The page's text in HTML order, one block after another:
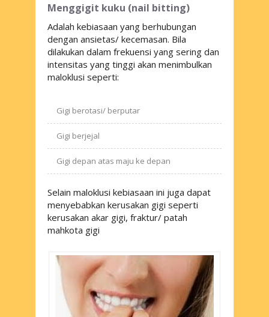
Menggigit kuku (nail bitting)
Adalah kebiasaan yang berhubungan
dengan ansietas/ kecemasan. Bila
dilakukan dalam frekuensi yang sering dan
intensitas yang tinggi akan menimbulkan
maloklusi seperti:
Gigi berotasi/ berputar
Gigi berjejal
Gigi depan atas maju ke depan
Selain maloklusi kebiasaan ini juga dapat
menyebabkan kerusakan gigi seperti
kerusakan akar gigi, fraktur/ patah
mahkota gigi